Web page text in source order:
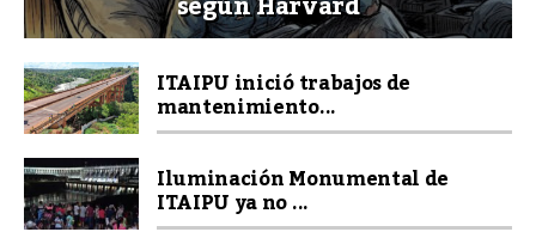
ITAIPU inició trabajos de
mantenimiento...
Iluminación Monumental de
ITAIPU ya no ...